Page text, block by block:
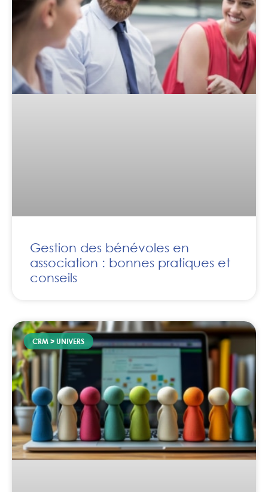
Gestion des bénévoles en
association : bonnes pratiques et
conseils
CRM > UNIVERS